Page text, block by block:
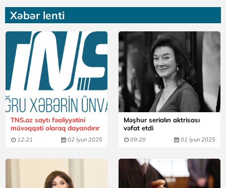
Xəbər lenti
TNS.az saytı fəaliyyətini
müvəqqəti olaraq dayandırır
12:21 02 İyun 2025
Məşhur serialın aktrisası
vəfat etdi
09:20 01 İyun 2025